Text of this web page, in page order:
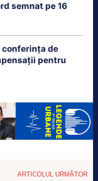
semnat pe 16
conferința de
pentru
ARTICOLUL URMĂTOR